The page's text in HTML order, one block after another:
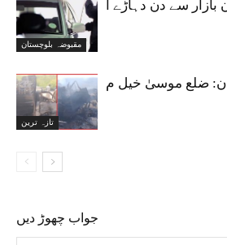
مقبوضہ بلوچستان
تازہ ترین
جواب چھوڑ دیں